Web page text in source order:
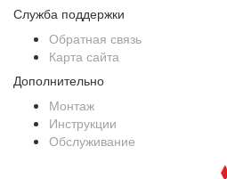
Служба поддержки
Обратная связь
Карта сайта
Дополнительно
Монтаж
Инструкции
Обслуживание